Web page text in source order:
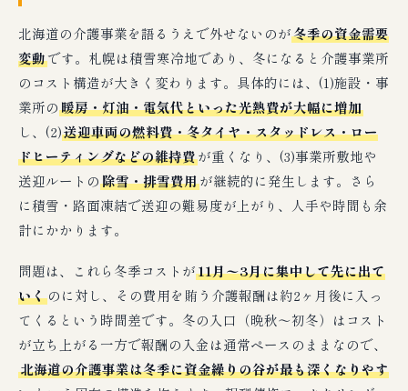
北海道の介護事業を語るうえで外せないのが冬季の資金需要
変動です。札幌は積雪寒冷地であり、冬になると介護事業所
のコスト構造が大きく変わります。具体的には、(1)施設・事
業所の暖房・灯油・電気代といった光熱費が大幅に増加
し、(2)送迎車両の燃料費・冬タイヤ・スタッドレス・ロー
ドヒーティングなどの維持費が重くなり、(3)事業所敷地や
送迎ルートの除雪・排雪費用が継続的に発生します。さら
に積雪・路面凍結で送迎の難易度が上がり、人手や時間も余
計にかかります。
問題は、これら冬季コストが11月〜3月に集中して先に出て
いくのに対し、その費用を賄う介護報酬は約2ヶ月後に入っ
てくるという時間差です。冬の入口（晩秋〜初冬）はコスト
が立ち上がる一方で報酬の入金は通常ペースのままなので、
北海道の介護事業は冬季に資金繰りの谷が最も深くなりやす